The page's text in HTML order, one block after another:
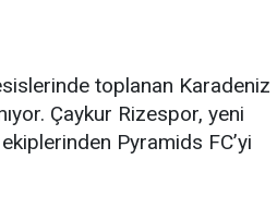
toplanan Karadeniz
Çaykur Rizespor, yeni
Pyramids FC’yi